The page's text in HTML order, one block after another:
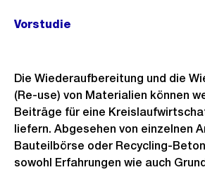
Vorstudie
Die Wiederaufbereitung und die
(Re-use) von Materialien können
Beiträge für eine
liefern. Abgesehen von einzelnen
Bauteilbörse oder Recycling-
sowohl Erfahrungen wie auch